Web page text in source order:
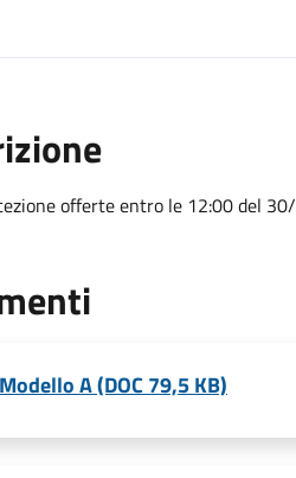
offerte entro le 12:00 del
Modello A (DOC 79,5 KB)